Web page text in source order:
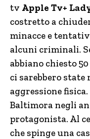
tv Apple Tv+
costretto a
minacce e
alcuni criminali.
abbiano chiesto
ci sarebbero state
aggressione
Baltimora negli
protagonista. Al
che spinge una